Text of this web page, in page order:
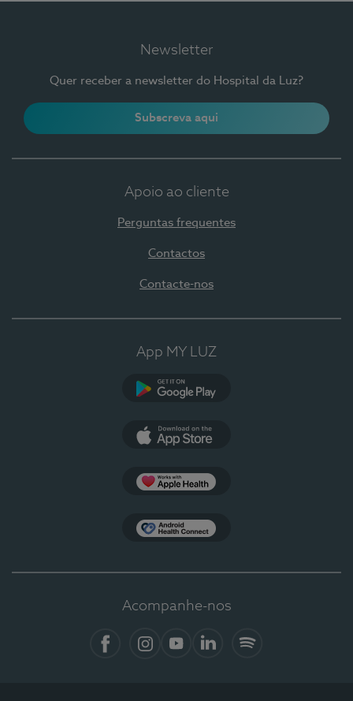
Newsletter
Quer receber a newsletter do Hospital da Luz?
Subscreva aqui
Apoio ao cliente
Perguntas frequentes
Contactos
Contacte-nos
App MY LUZ
Acompanhe-nos